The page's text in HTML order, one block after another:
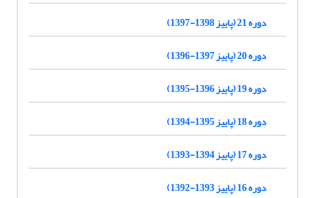
دوره 21 (پاییز 1398-1397)
دوره 20 (پاییز 1397-1396)
دوره 19 (پاییز 1396-1395)
دوره 18 (پاییز 1395-1394)
دوره 17 (پاییز 1394-1393)
دوره 16 (پاییز 1393-1392)